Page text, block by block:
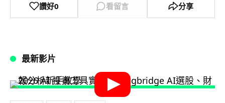
讚好0 看留言 分享
最新影片